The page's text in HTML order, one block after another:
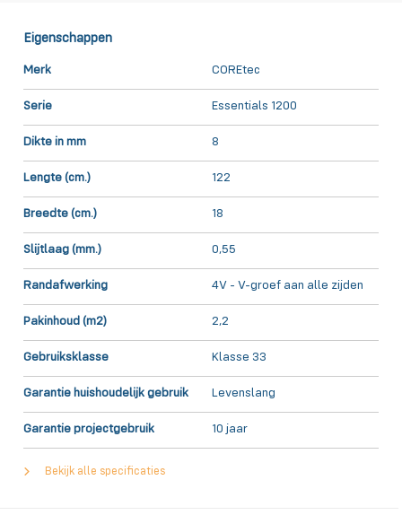
Eigenschappen
Merk COREtec
Serie Essentials 1200
Dikte in mm 8
Lengte (cm.) 122
Breedte (cm.) 18
Slijtlaag (mm.) 0,55
Randafwerking 4V - V-groef aan alle zijden
Pakinhoud (m2) 2,2
Gebruiksklasse Klasse 33
Garantie huishoudelijk gebruik Levenslang
Garantie projectgebruik 10 jaar
Bekijk alle specificaties